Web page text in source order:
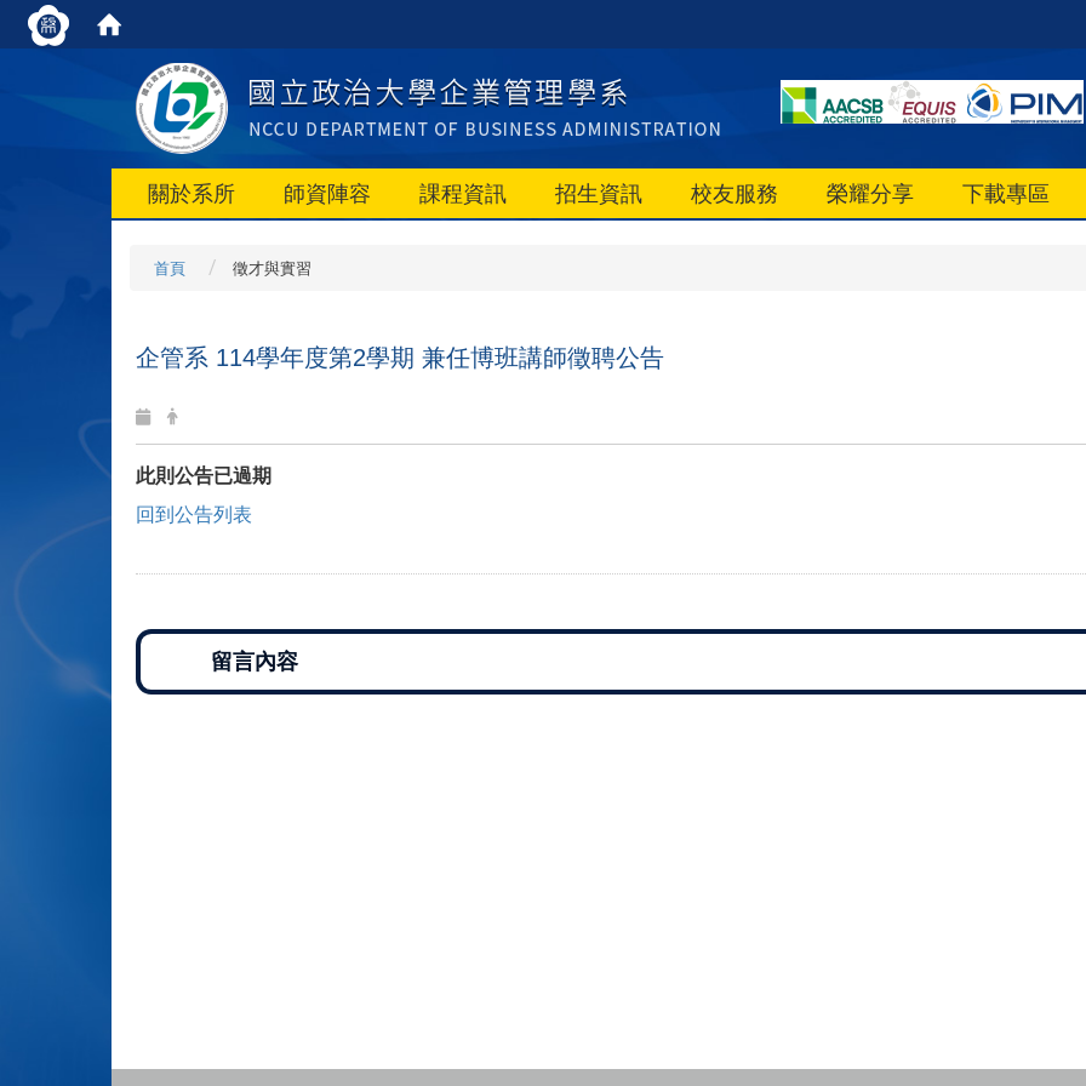
關於系所 師資陣容 課程資訊 招生資訊 校友服務 榮耀分享 下載專區
首頁 徵才與實習
企管系 114學年度第2學期 兼任博班講師徵聘公告
此則公告已過期
回到公告列表